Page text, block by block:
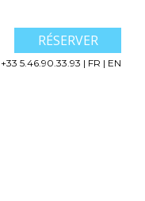
RÉSERVER
+33 5.46.90.33.93 | FR | EN